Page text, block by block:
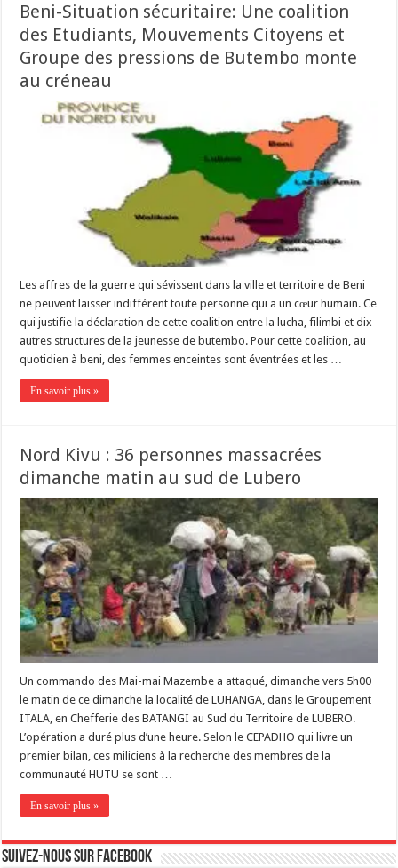
Beni-Situation sécuritaire: Une coalition
des Etudiants, Mouvements Citoyens et
Groupe des pressions de Butembo monte
au créneau
Les affres de la guerre qui sévissent dans la ville et territoire de Beni
ne peuvent laisser indifférent toute personne qui a un cœur humain. Ce
qui justifie la déclaration de cette coalition entre la lucha, filimbi et dix
autres structures de la jeunesse de butembo. Pour cette coalition, au
quotidien à beni, des femmes enceintes sont éventrées et les …
En savoir plus »
Nord Kivu : 36 personnes massacrées
dimanche matin au sud de Lubero
Un commando des Mai-mai Mazembe a attaqué, dimanche vers 5h00
le matin de ce dimanche la localité de LUHANGA, dans le Groupement
ITALA, en Chefferie des BATANGI au Sud du Territoire de LUBERO.
L’opération a duré plus d’une heure. Selon le CEPADHO qui livre un
premier bilan, ces miliciens à la recherche des membres de la
communauté HUTU se sont …
En savoir plus »
Suivez-nous sur Facebook